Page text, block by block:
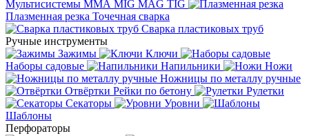
Мультисистемы ММА MIG MAG TIG
Плазменная резка Точечная сварка
Cварка пластиковых труб
Ручные инструменты
Зажимы
Ключи
Наборы садовые
Напильники
Ножи
Ножницы по металлу ручные
Отвёртки Рейки по бетону
Рулетки
Секаторы
Уровни
Шаблоны
Перфораторы